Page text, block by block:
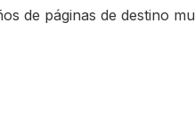
de páginas de destino